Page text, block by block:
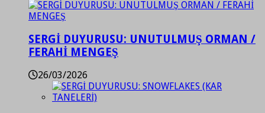
SERGİ DUYURUSU: UNUTULMUŞ ORMAN /
FERAHİ MENGEŞ
26/03/2026